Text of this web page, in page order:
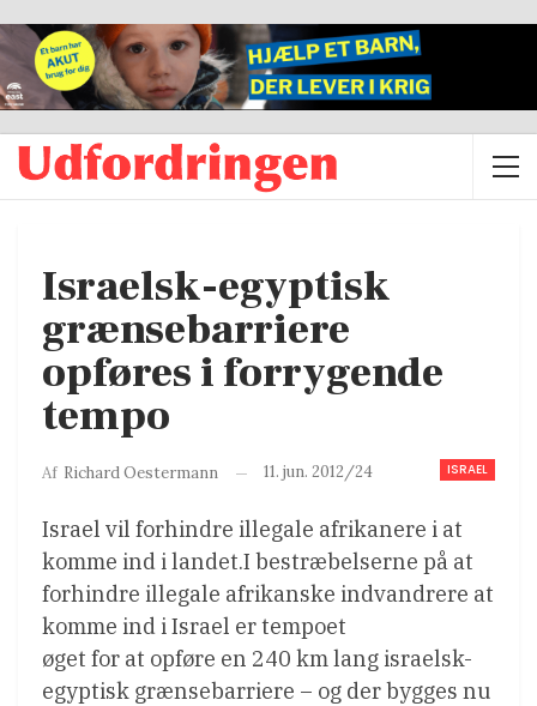
Israelsk-egyptisk
grænsebarriere
opføres i forrygende
tempo
ISRAEL
Af Richard Oestermann 11. jun. 2012/24
Israel vil forhindre illegale afrikanere i at
komme ind i landet.I bestræbelserne på at
forhindre illegale afrikanske indvandrere at
komme ind i Israel er tempoet
øget for at opføre en 240 km lang israelsk-
egyptisk grænsebarriere – og der bygges nu